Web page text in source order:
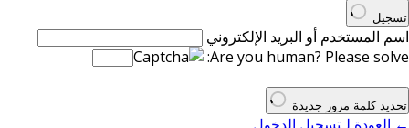
تسجيل
اسم المستخدم أو البريد الإلكتروني
Are you human? Please solve:
تحديد كلمة مرور جديدة